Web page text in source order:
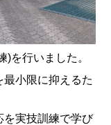
)を行いました。
小限に抑えるた
を実技訓練で学び